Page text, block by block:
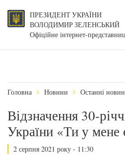
ПРЕЗИДЕНТ УКРАЇНИ
ВОЛОДИМИР ЗЕЛЕНСЬКИЙ
Офіційне інтернет-
Головна Новини Останні
Відзначення 30-
України «Ти у мене
2 серпня 2021 року - 11:30